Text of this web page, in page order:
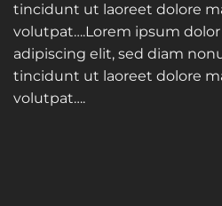
tincidunt ut laoreet dolore
volutpat….Lorem ipsum
adipiscing elit, sed diam
tincidunt ut laoreet dolore
volutpat….